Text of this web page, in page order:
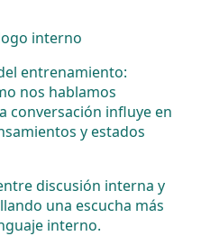
interno
entrenamiento:
nos hablamos
conversación influye en
y estados
discusión interna y
una escucha más
interno.